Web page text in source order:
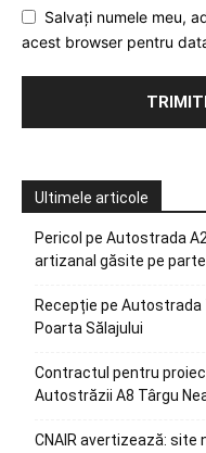
Salvați numele meu,
acest browser pentru
Ultimele articole
Pericol pe Autostrada
artizanal găsite pe
Recepție pe
Poarta Sălajului
Contractul pentru
Autostrăzii A8 Târgu
CNAIR avertizează: